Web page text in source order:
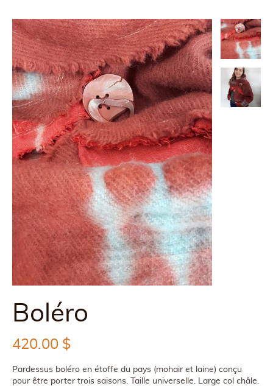
Boléro
420.00 $
Pardessus boléro en étoffe du pays (mohair et laine) conçu
pour être porter trois saisons. Taille universelle. Large col châle.